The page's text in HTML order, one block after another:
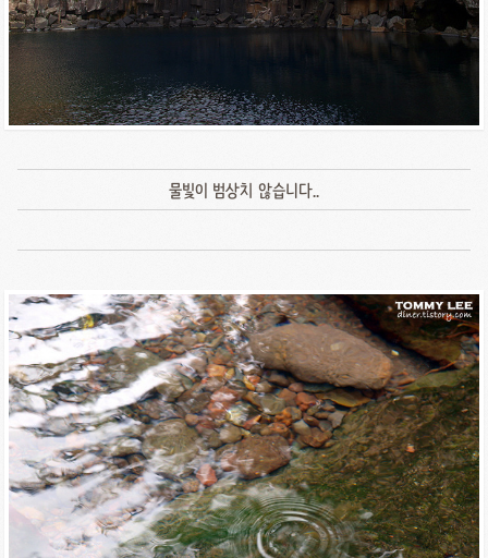
물빛이 범상치 않습니다..